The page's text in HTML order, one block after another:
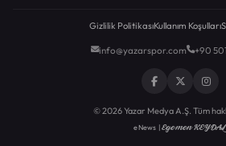
Gizlilik PolitikasıKullanım Koşulları
info@yazarspor.com +90
© 2026 Yazar Medya A.Ş. Tüm
eNews |Egemen KEYDAL